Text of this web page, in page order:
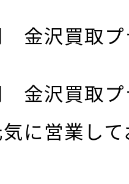
金沢買取
金沢買取
に営業し